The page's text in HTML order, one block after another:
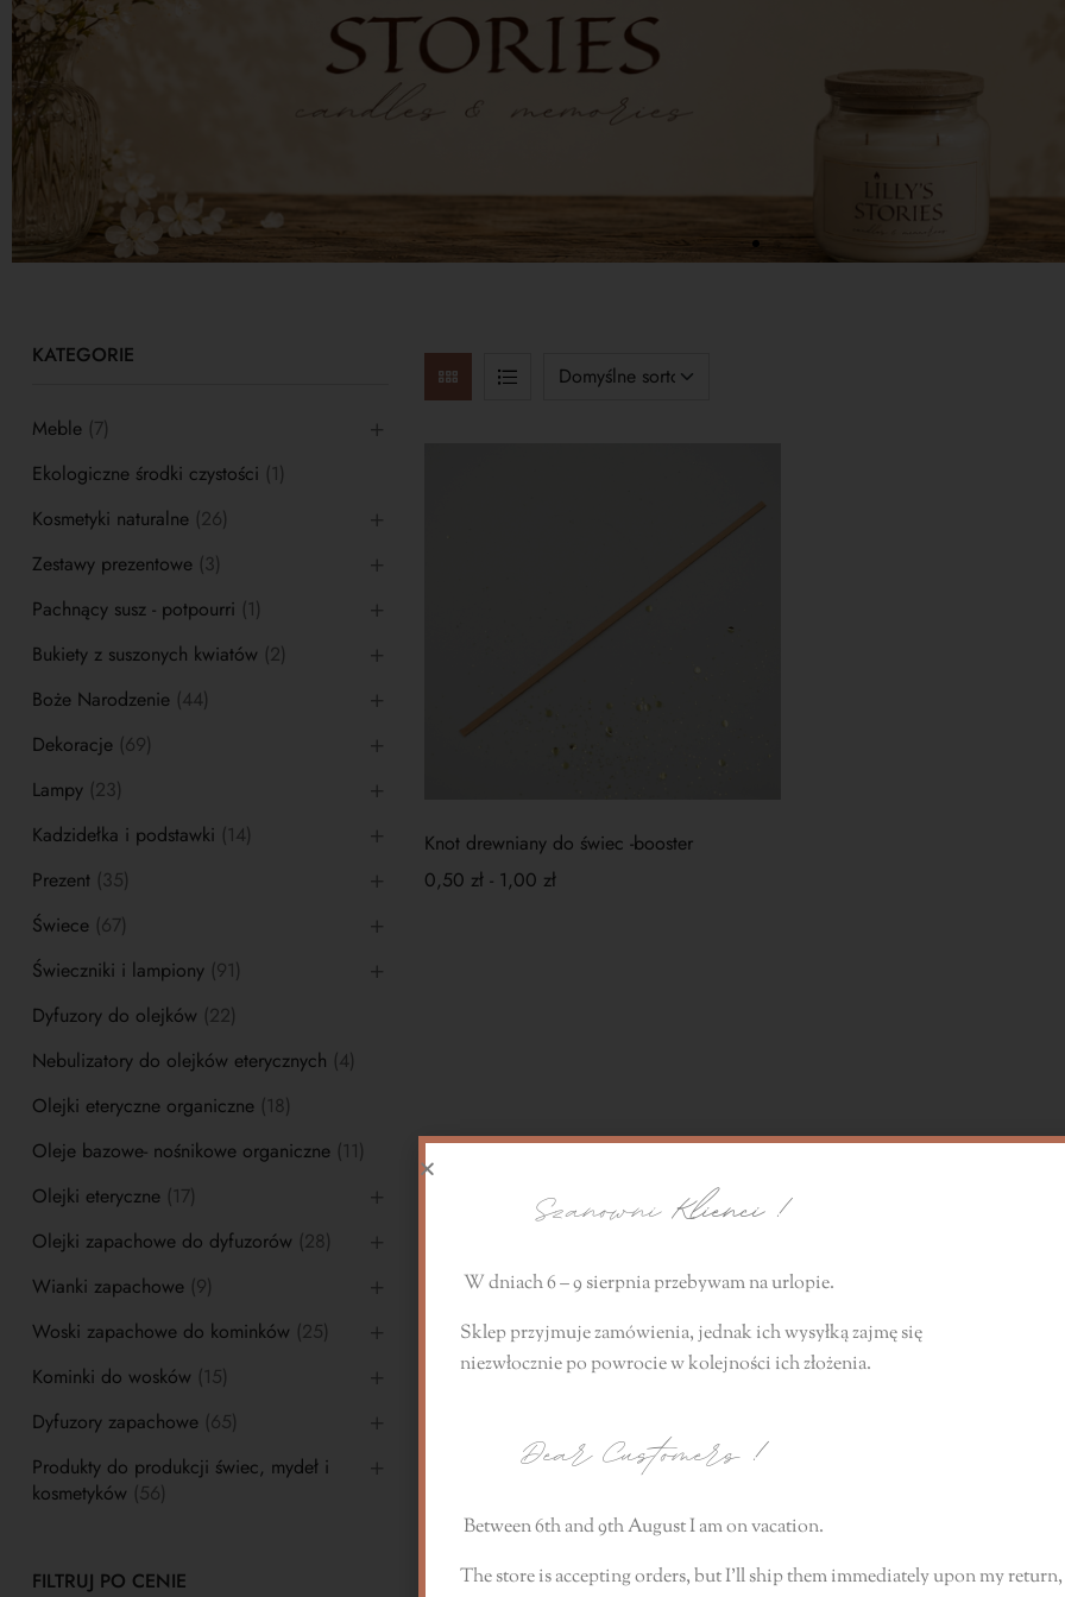
Knot drewniany do świec -booster
0,50 zł - 1,00 zł
KATEGORIE
Meble (7)
Ekologiczne środki czystości (1)
Kosmetyki naturalne (26)
Zestawy prezentowe (3)
Pachnący susz - potpourri (1)
Bukiety z suszonych kwiatów (2)
Boże Narodzenie (44)
Dekoracje (69)
Lampy (23)
Kadzidełka i podstawki (14)
Prezent (35)
Świece (67)
Świeczniki i lampiony (91)
Dyfuzory do olejków (22)
Nebulizatory do olejków eterycznych (4)
Olejki eteryczne organiczne (18)
Oleje bazowe- nośnikowe organiczne (11)
Olejki eteryczne (17)
Olejki zapachowe do dyfuzorów (28)
Wianki zapachowe (9)
Woski zapachowe do kominków (25)
Kominki do wosków (15)
Dyfuzory zapachowe (65)
Produkty do produkcji świec, mydeł i
kosmetyków (56)
FILTRUJ PO CENIE
SzanowniKlienci !
W dniach 6 – 9 sierpnia przebywam na urlopie.
Sklep przyjmuje zamówienia, jednak ich wysyłką zajmę się
niezwłoczniepo powrociew kolejności ich złożenia.
Dear Customers!
Between 6th and 9th August I am on vacation.
The store is accepting orders, but I’ll ship them immediately upon my